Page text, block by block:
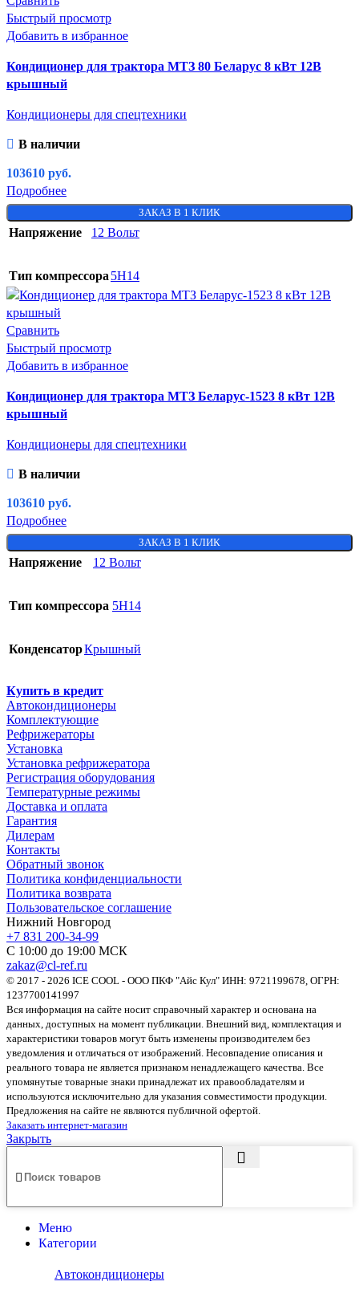
Быстрый просмотр
Добавить в избранное
Кондиционер для трактора МТЗ 80 Беларус 8 кВт 12В
крышный
Кондиционеры для спецтехники
В наличии
103610 руб.
Подробнее
ЗАКАЗ В 1 КЛИК
Напряжение 12 Вольт
Тип компрессора 5H14
Сравнить
Быстрый просмотр
Добавить в избранное
Кондиционер для трактора МТЗ Беларус-1523 8 кВт 12В
крышный
Кондиционеры для спецтехники
В наличии
103610 руб.
Подробнее
ЗАКАЗ В 1 КЛИК
Напряжение 12 Вольт
Тип компрессора 5H14
КонденсаторКрышный
Купить в кредит
Автокондиционеры
Комплектующие
Рефрижераторы
Установка
Установка рефрижератора
Регистрация оборудования
Температурные режимы
Доставка и оплата
Гарантия
Дилерам
Контакты
Обратный звонок
Политика конфиденциальности
Политика возврата
Пользовательское соглашение
Нижний Новгород
+7 831 200-34-99
С 10:00 до 19:00 МСК
zakaz@cl-ref.ru
© 2017 - 2026 ICE COOL - ООО ПКФ "Айс Кул" ИНН: 9721199678, ОГРН:
1237700141997
Вся информация на сайте носит справочный характер и основана на
данных, доступных на момент публикации. Внешний вид, комплектация и
характеристики товаров могут быть изменены производителем без
уведомления и отличаться от изображений. Несовпадение описания и
реального товара не является признаком ненадлежащего качества. Все
упомянутые товарные знаки принадлежат их правообладателям и
используются исключительно для указания совместимости продукции.
Предложения на сайте не являются публичной офертой.
Заказать интернет-магазин
Закрыть
Меню
Категории
Автокондиционеры